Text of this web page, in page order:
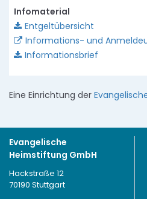
Infomaterial
Entgeltübersicht
Informations- und
Informationsbrief
Eine Einrichtung der
Evangelische
Heimstiftung GmbH
Hackstraße 12
70190 Stuttgart